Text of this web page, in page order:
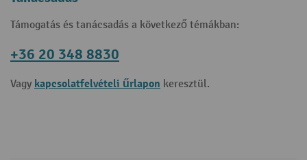
Támogatás és tanácsadás a következő témákban:
+36 20 348 8830
Vagy kapcsolatfelvételi űrlapon keresztül.